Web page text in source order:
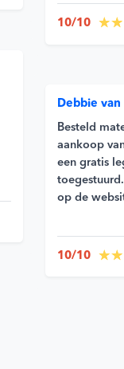
10/10
Debbie van
Besteld
aankoop
een gratis
op de
10/10